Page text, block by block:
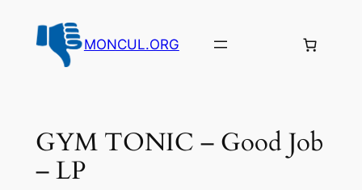
contenu
MONCUL.ORG
GYM TONIC – Good Job
– LP